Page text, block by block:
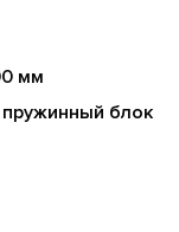
мм
блок